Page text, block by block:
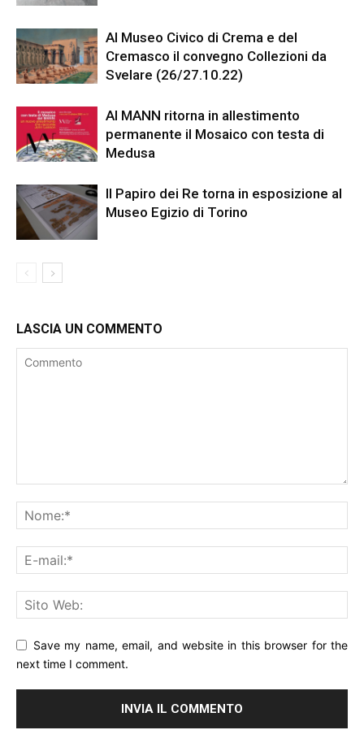
Al Museo Civico di Crema e del
Cremasco il convegno Collezioni da
Svelare (26/27.10.22)
Al MANN ritorna in allestimento
permanente il Mosaico con testa di
Medusa
Il Papiro dei Re torna in esposizione al
Museo Egizio di Torino
LASCIA UN COMMENTO
Save my name, email, and website in this browser for the
next time I comment.